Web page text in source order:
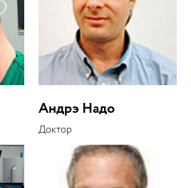
Андрэ Надо
Доктор